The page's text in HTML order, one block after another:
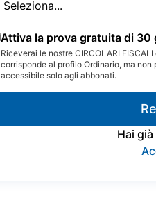
Attiva la prova gratuita di 30
Riceverai le nostre CIRCOLARI
corrisponde al profilo Ordinario, ma non
accessibile solo agli abbonati.
Hai